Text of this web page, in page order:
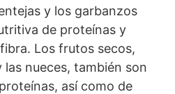
y los garbanzos
de proteínas y
Los frutos secos,
nueces, también son
así como de